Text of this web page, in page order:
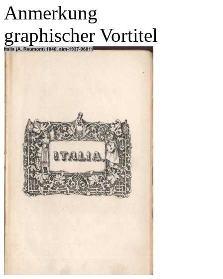
Anmerkung
graphischer Vortitel